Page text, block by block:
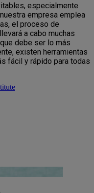
especialmente
empresa emplea
el proceso de
a cabo muchas
debe ser lo más
existen herramientas
fácil y rápido para todas